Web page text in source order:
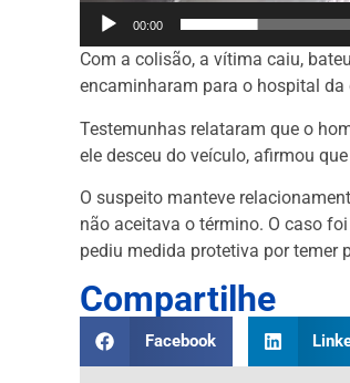
00:00
Com a colisão, a vítima caiu,
encaminharam para o hospital da
Testemunhas relataram que o
ele desceu do veículo, afirmou
O suspeito manteve
não aceitava o término. O caso
pediu medida protetiva por temer
Compartilhe
Facebook